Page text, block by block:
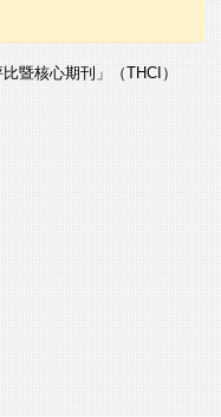
暨核心期刊」（THCI）